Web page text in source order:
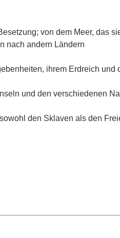
von dem Meer, das
nach andern Ländern
ihrem Erdreich
und den verschiedenen
den Sklaven als den